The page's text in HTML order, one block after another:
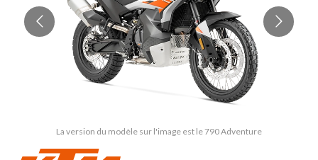
La version du modèle sur l'image est le 790 Adventure